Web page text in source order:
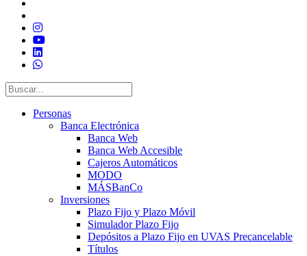
Personas
Banca Electrónica
Banca Web
Banca Web Accesible
Cajeros Automáticos
MODO
MÁSBanCo
Inversiones
Plazo Fijo y Plazo Móvil
Simulador Plazo Fijo
Depósitos a Plazo Fijo en UVAS Precancelable
Títulos